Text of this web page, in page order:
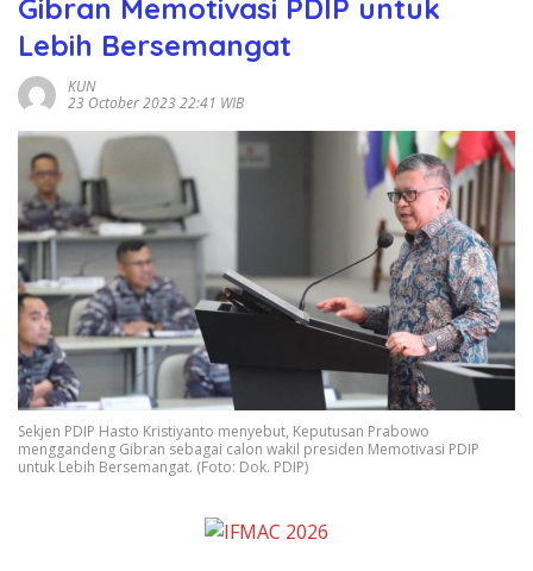
Gibran Memotivasi PDIP untuk
Lebih Bersemangat
KUN
23 October 2023 22:41 WIB
Sekjen PDIP Hasto Kristiyanto menyebut, Keputusan Prabowo
menggandeng Gibran sebagai calon wakil presiden Memotivasi PDIP
untuk Lebih Bersemangat. (Foto: Dok. PDIP)